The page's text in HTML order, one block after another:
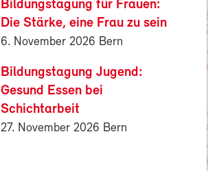
Bildungstagung für Frauen:
Die Stärke, eine Frau zu sein
6. November 2026 Bern
Bildungstagung Jugend:
Gesund Essen bei
Schichtarbeit
27. November 2026 Bern